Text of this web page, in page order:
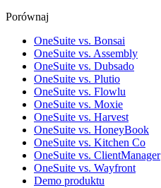
Porównaj
OneSuite vs. Bonsai
OneSuite vs. Assembly
OneSuite vs. Dubsado
OneSuite vs. Plutio
OneSuite vs. Flowlu
OneSuite vs. Moxie
OneSuite vs. Harvest
OneSuite vs. HoneyBook
OneSuite vs. Kitchen Co
OneSuite vs. ClientManager
OneSuite vs. Wayfront
Demo produktu